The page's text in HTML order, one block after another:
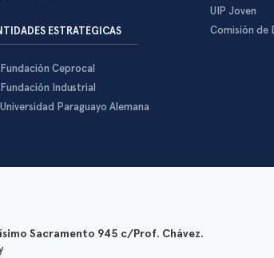
ESTRATEGICAS
Fundación Ceprocal
Fundación Industrial
Universidad Paraguayo Alemana
UIP Joven
Comisión de
Sacramento 945 c/Prof. Chávez.